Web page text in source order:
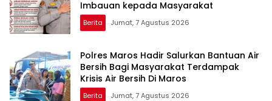
Imbauan kepada Masyarakat
Berita Jumat, 7 Agustus 2026
Polres Maros Hadir Salurkan Bantuan Air
Bersih Bagi Masyarakat Terdampak
Krisis Air Bersih Di Maros
Berita Jumat, 7 Agustus 2026